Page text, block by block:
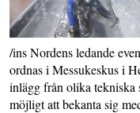
/ins Nordens ledande
ordnas i Messukeskus i
inlägg från olika tekniska
möjligt att bekanta sig